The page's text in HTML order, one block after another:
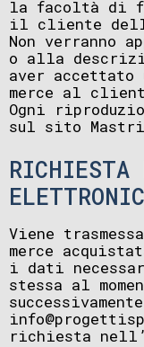
la facoltà di
il cliente
Non verranno
o alla
aver
merce al
Ogni
sul sito
RICHIESTA
Viene
merce
i dati
stessa al
richiesta